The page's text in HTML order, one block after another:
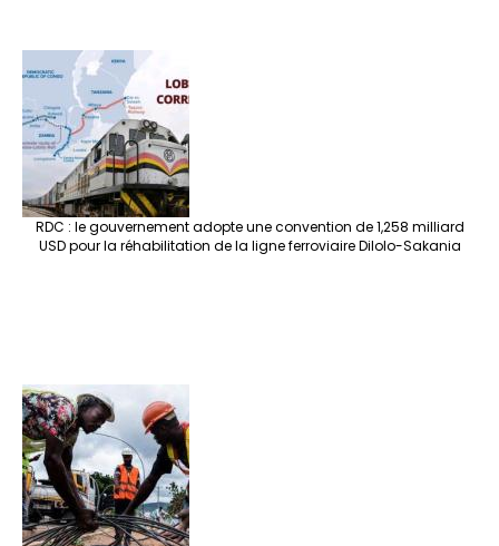
RDC : le gouvernement adopte une convention de 1,258 milliard
USD pour la réhabilitation de la ligne ferroviaire Dilolo-Sakania